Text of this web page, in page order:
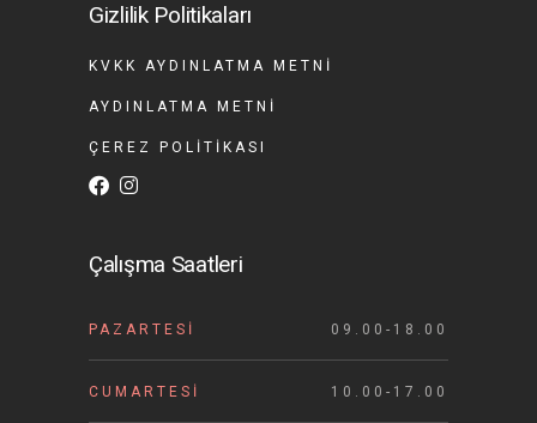
Gizlilik Politikaları
KVKK AYDINLATMA METNI
AYDINLATMA METNI
ÇEREZ POLITIKASI
Çalışma Saatleri
PAZARTESI 09.00-18.00
CUMARTESI 10.00-17.00